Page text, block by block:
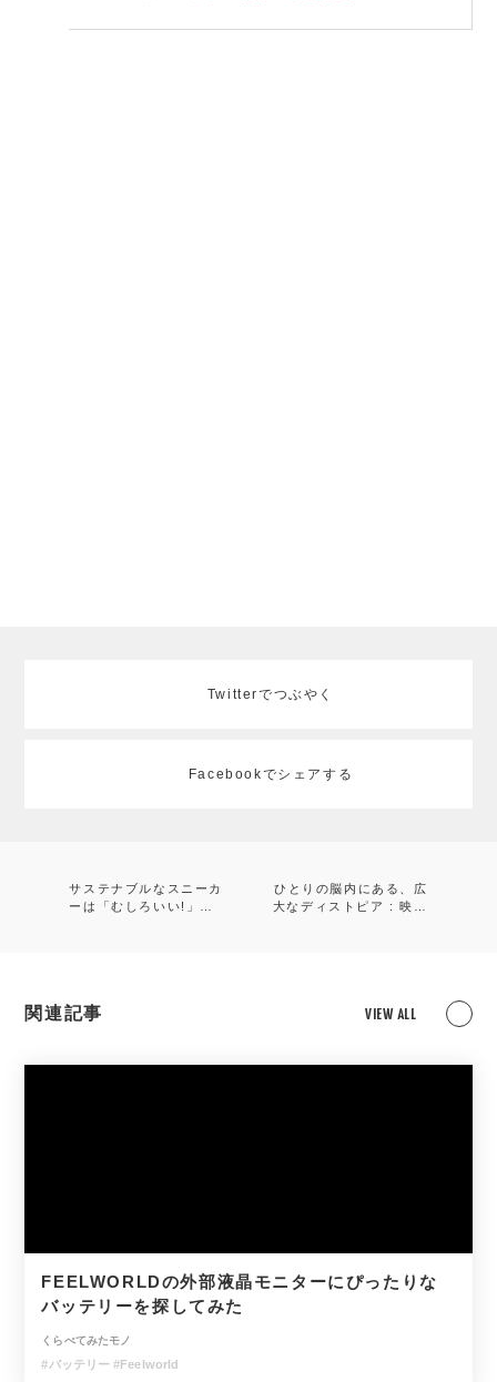
Twitterでつぶやく
Facebookでシェアする
サステナブルなスニーカ
ーは「むしろいい!」が
ひとりの脳内にある、広
大なディストピア : 映画
関連記事 VIEW ALL
FEELWORLDの外部液晶モニターにぴったりな
バッテリーを探してみた
くらべてみたモノ
#バッテリー#Feelworld